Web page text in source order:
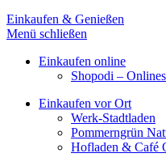
Einkaufen & Genießen
Menü schließen
Einkaufen online
Shopodi –
Einkaufen vor Ort
Werk-Stadtladen
Pommerngrün
Hofladen & Café